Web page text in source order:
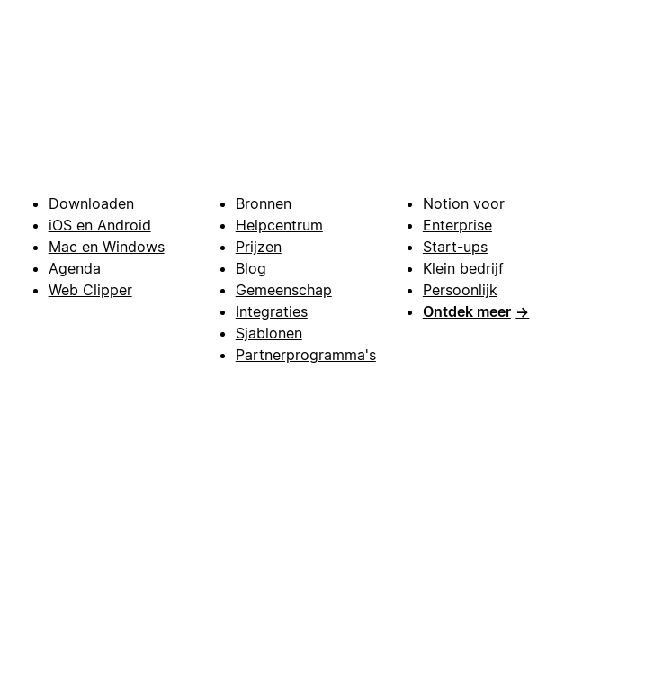
Downloaden
iOS en Android
Mac en Windows
Agenda
Web Clipper
Bronnen
Helpcentrum
Prijzen
Blog
Gemeenschap
Integraties
Sjablonen
Partnerprogramma's
Notion voor
Enterprise
Start-ups
Klein bedrijf
Persoonlijk
Ontdek meer →